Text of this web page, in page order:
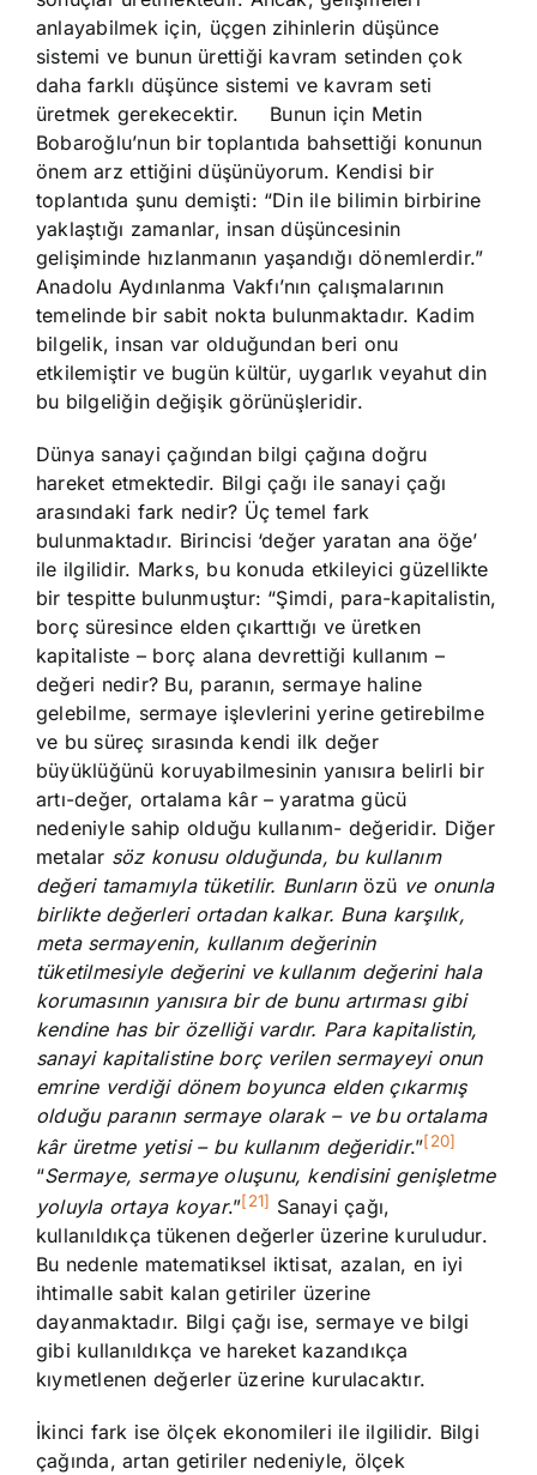
anlayabilmek için, üçgen zihinlerin düşünce
sistemi ve bunun ürettiği kavram setinden çok
daha farklı düşünce sistemi ve kavram seti
üretmek gerekecektir. Bunun için Metin
Bobaroğlu’nun bir toplantıda bahsettiği konunun
önem arz ettiğini düşünüyorum. Kendisi bir
toplantıda şunu demişti: “Din ile bilimin birbirine
yaklaştığı zamanlar, insan düşüncesinin
gelişiminde hızlanmanın yaşandığı dönemlerdir.”
Anadolu Aydınlanma Vakfı’nın çalışmalarının
temelinde bir sabit nokta bulunmaktadır. Kadim
bilgelik, insan var olduğundan beri onu
etkilemiştir ve bugün kültür, uygarlık veyahut din
bu bilgeliğin değişik görünüşleridir.
Dünya sanayi çağından bilgi çağına doğru
hareket etmektedir. Bilgi çağı ile sanayi çağı
arasındaki fark nedir? Üç temel fark
bulunmaktadır. Birincisi ‘değer yaratan ana öğe’
ile ilgilidir. Marks, bu konuda etkileyici güzellikte
bir tespitte bulunmuştur: “Şimdi, para-kapitalistin,
borç süresince elden çıkarttığı ve üretken
kapitaliste – borç alana devrettiği kullanım –
değeri nedir? Bu, paranın, sermaye haline
gelebilme, sermaye işlevlerini yerine getirebilme
ve bu süreç sırasında kendi ilk değer
büyüklüğünü koruyabilmesinin yanısıra belirli bir
artı-değer, ortalama kâr – yaratma gücü
nedeniyle sahip olduğu kullanım- değeridir. Diğer
metalar söz konusu olduğunda, bu kullanım
değeri tamamıyla tüketilir. Bunların özü ve onunla
birlikte değerleri ortadan kalkar. Buna karşılık,
meta sermayenin, kullanım değerinin
tüketilmesiyle değerini ve kullanım değerini hala
korumasının yanısıra bir de bunu artırması gibi
kendine has bir özelliği vardır. Para kapitalistin,
sanayi kapitalistine borç verilen sermayeyi onun
emrine verdiği dönem boyunca elden çıkarmış
olduğu paranın sermaye olarak – ve bu ortalama
kâr üretme yetisi – bu kullanım değeridir.”[20]
“Sermaye, sermaye oluşunu, kendisini genişletme
yoluyla ortaya koyar.”[21] Sanayi çağı,
kullanıldıkça tükenen değerler üzerine kuruludur.
Bu nedenle matematiksel iktisat, azalan, en iyi
ihtimalle sabit kalan getiriler üzerine
dayanmaktadır. Bilgi çağı ise, sermaye ve bilgi
gibi kullanıldıkça ve hareket kazandıkça
kıymetlenen değerler üzerine kurulacaktır.
İkinci fark ise ölçek ekonomileri ile ilgilidir. Bilgi
çağında, artan getiriler nedeniyle, ölçek